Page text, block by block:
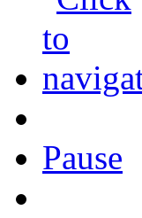
Pause